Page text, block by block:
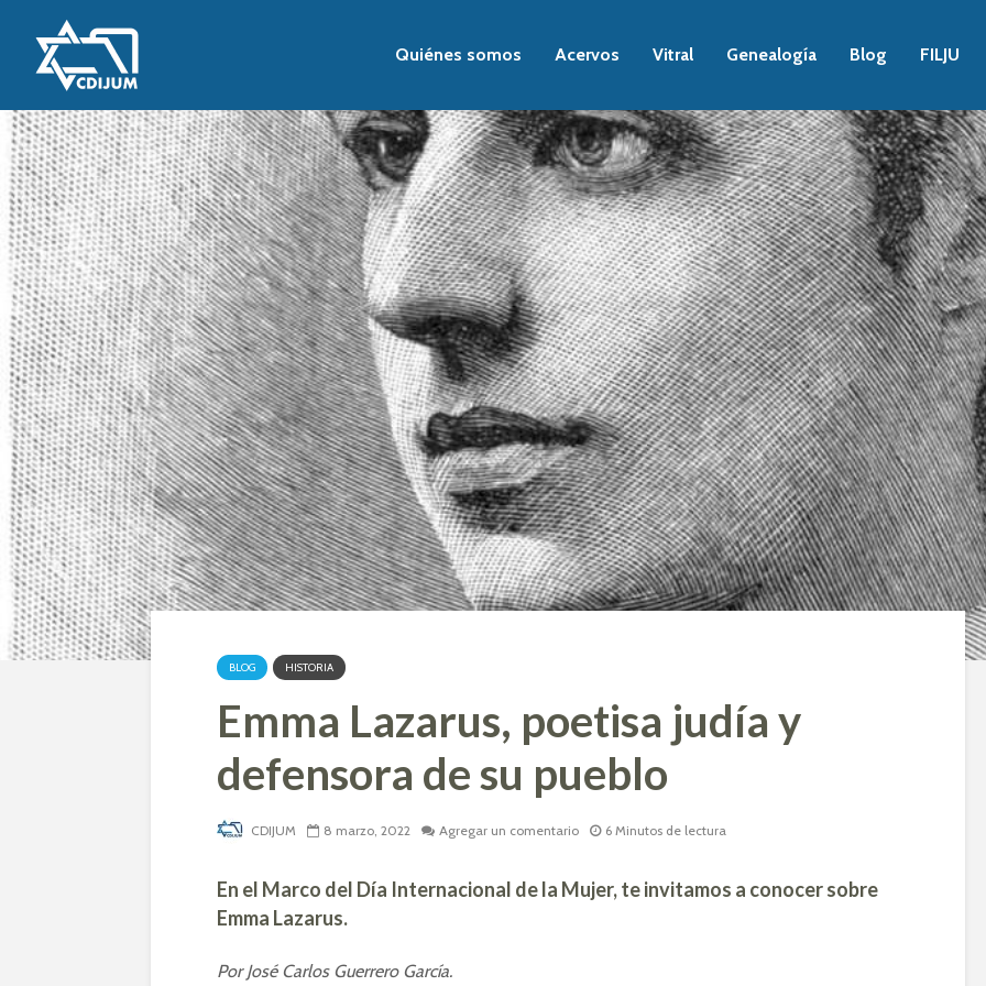
Quiénes somos Acervos Vitral Genealogía Blog FILJU
BLOG HISTORIA
Emma Lazarus, poetisa judía y
defensora de su pueblo
CDIJUM 8 marzo, 2022 Agregar un comentario 6 Minutos de lectura
En el Marco del Día Internacional de la Mujer, te invitamos a conocer sobre
Emma Lazarus.
Por José Carlos Guerrero García.